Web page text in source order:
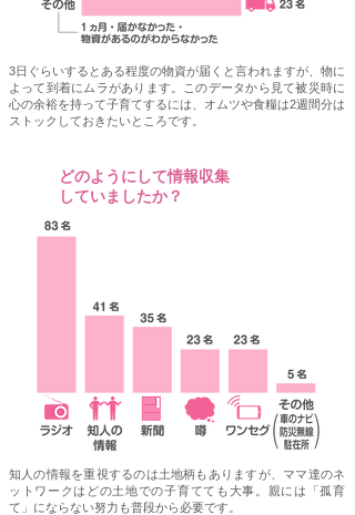
3日ぐらいするとある程度の物資が届くと言われますが、物に
よって到着にムラがあります。このデータから見て被災時に
心の余裕を持って子育てするには、オムツや食糧は2週間分は
ストックしておきたいところです。
どのようにして情報収集
していましたか？
知人の情報を重視するのは土地柄もありますが、ママ達のネ
ットワークはどの土地での子育てても大事。親には「孤育
て」にならない努力も普段から必要です。